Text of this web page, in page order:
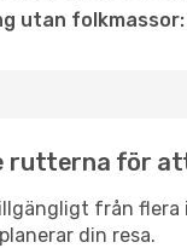
utan folkmassor:
rutterna för
från
din resa.